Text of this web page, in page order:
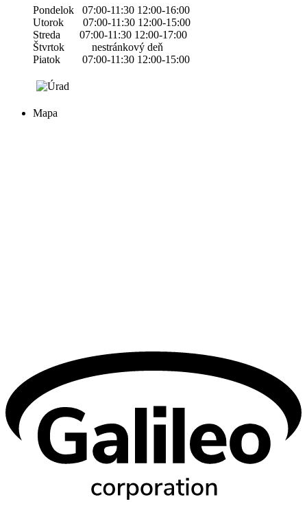
Pondelok 07:00-11:30 12:00-16:00
Utorok 07:00-11:30 12:00-15:00
Streda 07:00-11:30 12:00-17:00
Štvrtok nestránkový deň
Piatok 07:00-11:30 12:00-15:00
Mapa